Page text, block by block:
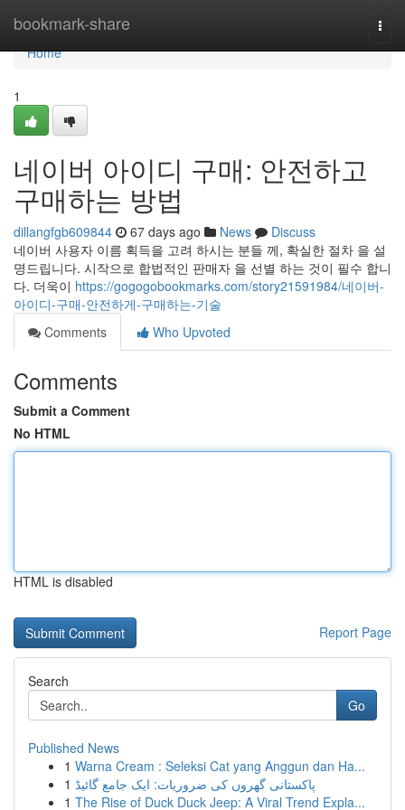
bookmark-share
Home
Home
1
네이버 아이디 구매: 안전하고
구매하는 방법
dillangfgb609844 67 days ago News
Discuss
네이버 사용자 이름 획득을 고려 하시는 분들 께, 확실한 절차 을 설
명드립니다. 시작으로 합법적인 판매자 을 선별 하는 것이 필수 합니
다. 더욱이 https://gogogobookmarks.com/story21591984/네이버-
아이디-구매-안전하게-구매하는-기술
Comments
Who Upvoted
Comments
Submit a Comment
No HTML
HTML is disabled
Report Page
Search
Go
Published News
1 Warna Cream : Seleksi Cat yang Anggun dan Ha...
1 پاکستانی گھروں کی ضروریات: ایک جامع گائیڈ
1 The Rise of Duck Duck Jeep: A Viral Trend Expla...